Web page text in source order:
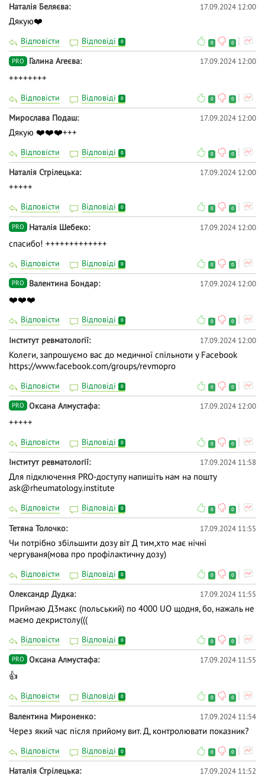
Наталія Беляєва 17.09.2024 12:00
Дякую❤️
Відповісти Відповіді 0 0 0
PRO Галина Агеєва 17.09.2024 12:00
++++++++
Відповісти Відповіді 0 0 0
Мирослава Подаш 17.09.2024 12:00
Дякую ❤️❤️❤️+++
Відповісти Відповіді 0 0 0
Наталія Стрілецька 17.09.2024 12:00
+++++
Відповісти Відповіді 0 0 0
PRO Наталія Шебеко 17.09.2024 12:00
спасибо! +++++++++++++
Відповісти Відповіді 0 0 0
PRO Валентина Бондар 17.09.2024 12:00
❤️❤️❤️
Відповісти Відповіді 0 0 0
Інститут ревматології 17.09.2024 12:00
Колеги, запрошуємо вас до медичної спільноти у Facebook
https://www.facebook.com/groups/revmopro
Відповісти Відповіді 0 0 0
PRO Оксана Алмустафа 17.09.2024 12:00
+++++
Відповісти Відповіді 0 0 0
Інститут ревматології 17.09.2024 11:58
Для підключення PRO-доступу напишіть нам на пошту
ask@rheumatology.institute
Відповісти Відповіді 0 0 0
Тетяна Толочко 17.09.2024 11:55
Чи потрібно збільшити дозу віт Д тим,хто має нічні
чергуваня(мова про профілактичну дозу)
Відповісти Відповіді 0 0 0
Олександр Дудка 17.09.2024 11:55
Приймаю Д3макс (польський) по 4000 UO щодня, бо, нажаль не
маємо декристолу(((
Відповісти Відповіді 0 0 0
PRO Оксана Алмустафа 17.09.2024 11:55
👍
Відповісти Відповіді 0 0 0
Валентина Мироненко 17.09.2024 11:54
Через який час після прийому вит. Д, контролювати показник?
Відповісти Відповіді 0 0 0
Наталія Стрілецька 17.09.2024 11:52